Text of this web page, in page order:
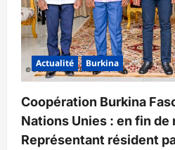
Actualité Burkina
Coopération Burkina
Nations Unies : en fin de
Représentant résident